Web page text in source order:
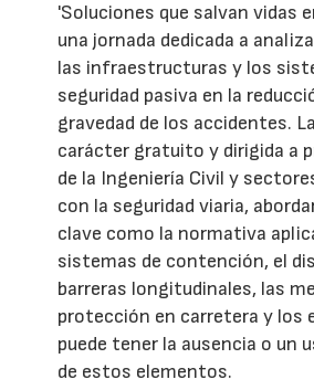
'Soluciones que salvan vidas
una jornada dedicada a
las infraestructuras y los
seguridad pasiva en la
gravedad de los accidentes.
carácter gratuito y dirigida a
de la Ingeniería Civil y
con la seguridad viaria,
clave como la normativa
sistemas de contención, el
barreras longitudinales, las
protección en carretera y los
puede tener la ausencia o un
de estos elementos.